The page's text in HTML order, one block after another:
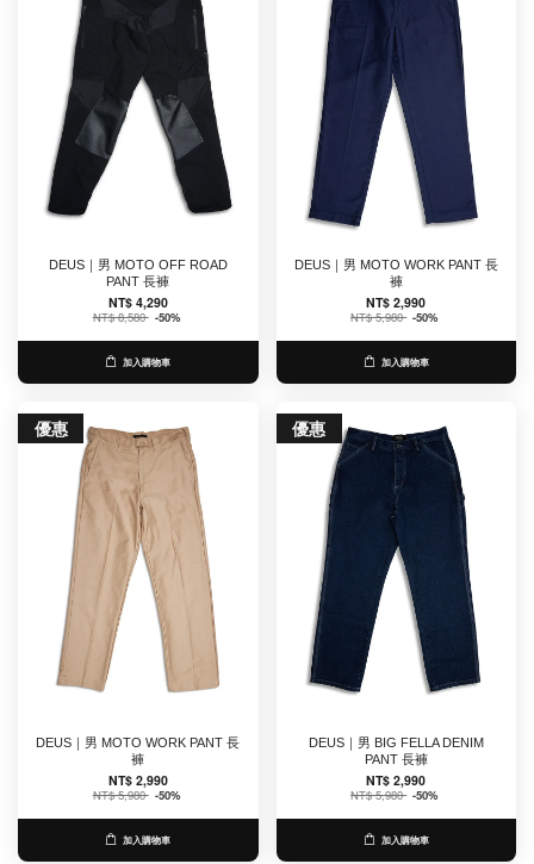
DEUS｜男 MOTO OFF ROAD
PANT 長褲
NT$ 4,290
NT$ 8,580 -50%
加入購物車
DEUS｜男 MOTO WORK PANT 長
褲
NT$ 2,990
NT$ 5,980 -50%
加入購物車
優惠
DEUS｜男 MOTO WORK PANT 長
褲
NT$ 2,990
NT$ 5,980 -50%
加入購物車
優惠
DEUS｜男 BIG FELLA DENIM
PANT 長褲
NT$ 2,990
NT$ 5,980 -50%
加入購物車